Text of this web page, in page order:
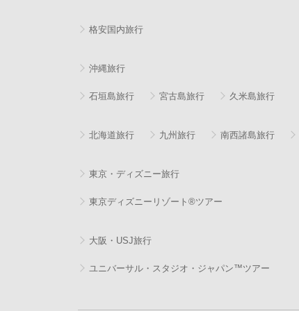
格安国内旅行
沖縄旅行
石垣島旅行 宮古島旅行 久米島旅行
北海道旅行 九州旅行 南西諸島旅行
東京・ディズニー旅行
東京ディズニーリゾート®ツアー
大阪・USJ旅行
ユニバーサル・スタジオ・ジャパン™ツアー